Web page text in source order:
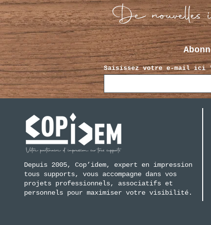
De nouvelles
Saisissez votre e-mail ici
Depuis 2005, Cop’idem, expert en impression
tous supports, vous accompagne dans vos
projets professionnels, associatifs et
personnels pour maximiser votre visibilité.